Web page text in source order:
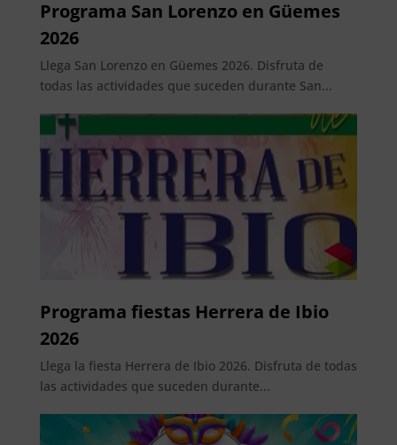
Programa San Lorenzo en Güemes
2026
Llega San Lorenzo en Güemes 2026. Disfruta de
todas las actividades que suceden durante San...
Programa fiestas Herrera de Ibio
2026
Llega la fiesta Herrera de Ibio 2026. Disfruta de todas
las actividades que suceden durante...